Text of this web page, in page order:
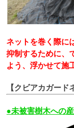
ネットを巻く際に
抑制するために、
よう、浮かせて施
【クビアカガード
●未被害樹木への